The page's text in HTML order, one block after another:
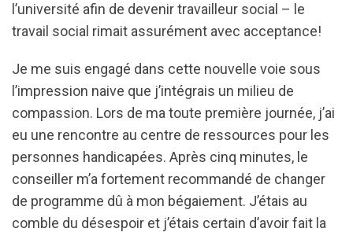
l’université afin de devenir travailleur social – le
travail social rimait assurément avec acceptance!
Je me suis engagé dans cette nouvelle voie sous
l’impression naive que j’intégrais un milieu de
compassion. Lors de ma toute première journée, j’ai
eu une rencontre au centre de ressources pour les
personnes handicapées. Après cinq minutes, le
conseiller m’a fortement recommandé de changer
de programme dû à mon bégaiement. J’étais au
comble du désespoir et j’étais certain d’avoir fait la